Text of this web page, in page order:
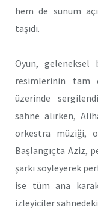
hem de sunum
taşıdı.
Oyun, geleneksel
resimlerinin tam
üzerinde
sahne alırken,
orkestra müziği,
Başlangıçta Aziz,
şarkı söyleyerek
ise tüm ana
izleyiciler